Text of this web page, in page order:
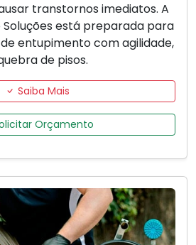
transtornos imediatos. A
Soluções está preparada para
entupimento com agilidade,
de pisos.
Saiba Mais
Orçamento